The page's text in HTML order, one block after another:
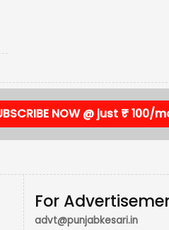
NOW @ just ₹ 100/
For
advt@punjabkesari.in